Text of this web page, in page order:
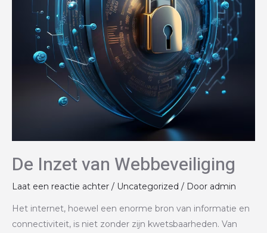
De Inzet van Webbeveiliging
Laat een reactie achter / Uncategorized / Door admin
Het internet, hoewel een enorme bron van informatie en
connectiviteit, is niet zonder zijn kwetsbaarheden. Van